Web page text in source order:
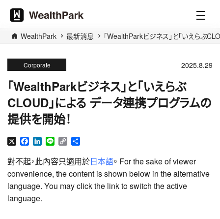
WealthPark 最新消息 「WealthParkビジネス」と「いえらぶ
Corporate 2025.8.29
「WealthParkビジネス」と「いえらぶ
CLOUD」による データ連携プログラムの
提供を開始！
X Facebook
LinkedIn
Line Copy
對不起，此內容只適用於日本語。 For the sake of viewer
convenience, the content is shown below in the alternative
language. You may click the link to switch the active
language.